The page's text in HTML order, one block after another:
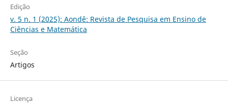
Edição
v. 5 n. 1 (2025): Aondê: Revista de Pesquisa em Ensino de
Ciências e Matemática
Seção
Artigos
Licença